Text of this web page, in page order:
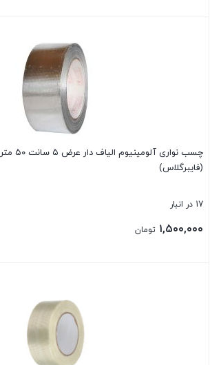
۴,۰۰۰,۰۰۰ تومان
(فایبرگلاس)
17 در انبار
۱,۵۰۰,۰۰۰ تومان